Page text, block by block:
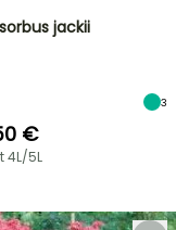
jackii
3
€
4L/5L